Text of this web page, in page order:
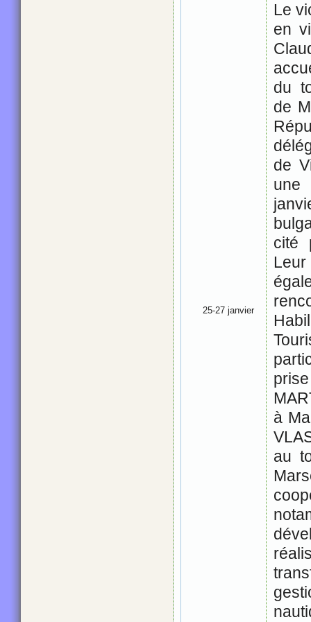
25-27 janvier
Le
en
du
de
de
une
cité
à
au